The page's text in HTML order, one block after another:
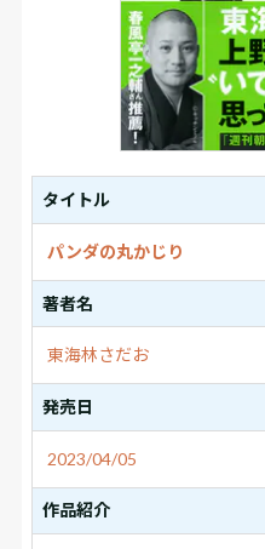
タイトル
パンダの丸かじり
著者名
東海林さだお
発売日
2023/04/05
作品紹介